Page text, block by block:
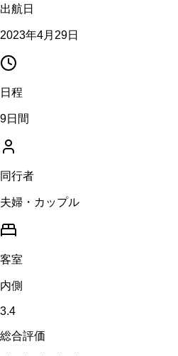
出航日
2023年4月29日
日程
9日間
同行者
夫婦・カップル
客室
内側
3.4
総合評価